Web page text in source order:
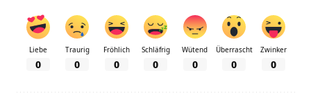
Liebe
0
Traurig
0
Fröhlich
0
Schläfrig
0
Wütend
0
Überrascht
0
Zwinker
0